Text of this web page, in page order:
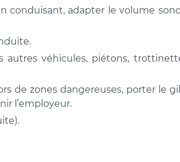
conduisant, adapter le volume
autres véhicules, piétons,
de zones dangereuses, porter le
l’employeur.